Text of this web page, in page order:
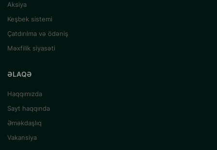
Aksiya
Keşbek sistemi
Çatdırılma və ödəniş
Məxfilik siyasəti
ƏLAQƏ
Haqqımızda
Sayt haqqında
Əməkdaşlıq
Vakansiya